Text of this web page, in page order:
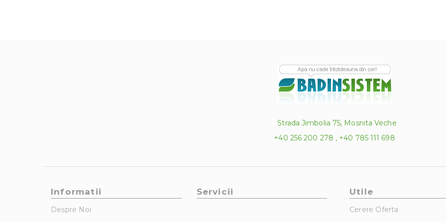
Strada Jimbolia 75, Mosnita Veche
+40 256 200 278 , +40 785 111 698
Informatii
Despre Noi
Servicii Utile
Cerere Oferta